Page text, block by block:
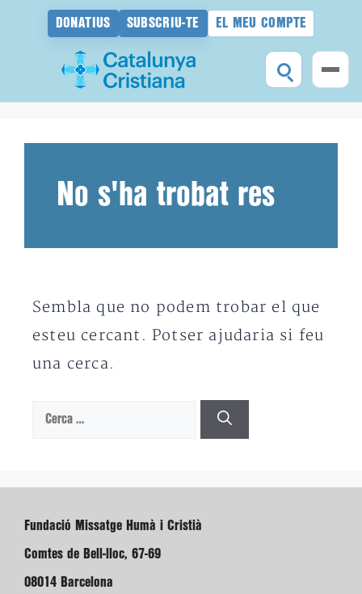
DONATIUS SUBSCRIU-TE EL MEU COMPTE
No s'ha trobat res
Sembla que no podem trobar el que
esteu cercant. Potser ajudaria si feu
una cerca.
Cerca:
Fundació Missatge Humà i Cristià
Comtes de Bell-lloc, 67-69
08014 Barcelona